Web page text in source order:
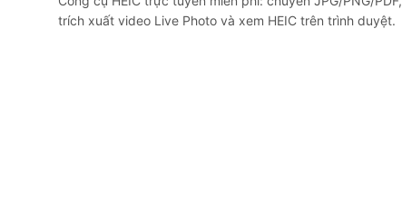
trích xuất video Live Photo và xem HEIC trên trình duyệt.